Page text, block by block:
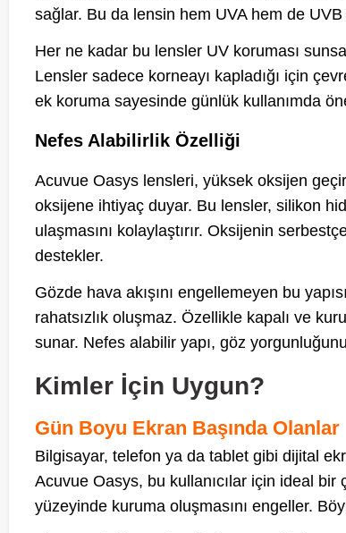
sağlar. Bu da lensin hem UVA hem de UVB
Her ne kadar bu lensler UV koruması
Lensler sadece korneayı kapladığı için
ek koruma sayesinde günlük kullanımda
Nefes Alabilirlik Özelliği
Acuvue Oasys lensleri, yüksek oksijen
oksijene ihtiyaç duyar. Bu lensler, silikon
ulaşmasını kolaylaştırır. Oksijenin
destekler.
Gözde hava akışını engellemeyen bu
rahatsızlık oluşmaz. Özellikle kapalı ve
sunar. Nefes alabilir yapı, göz yorgunluğunu
Kimler İçin Uygun?
Gün Boyu Ekran Başında Olanlar
Bilgisayar, telefon ya da tablet gibi dijital
Acuvue Oasys, bu kullanıcılar için ideal
yüzeyinde kuruma oluşmasını engeller.